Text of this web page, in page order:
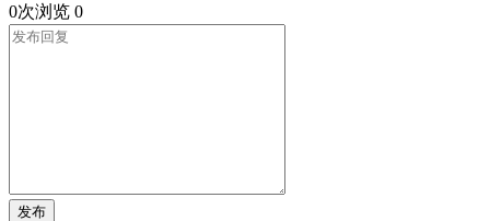
0次浏览 0
发布